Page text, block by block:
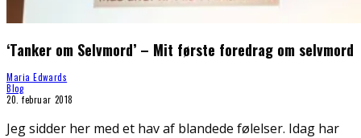
‘Tanker om Selvmord’ – Mit første foredrag om selvmord
Maria Edwards
Blog
20. februar 2018
Jeg sidder her med et hav af blandede følelser. Idag har